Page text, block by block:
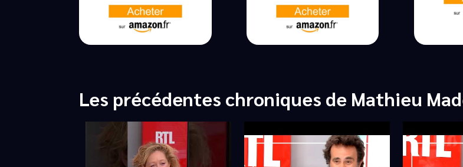
Les précédentes chroniques de Mathieu